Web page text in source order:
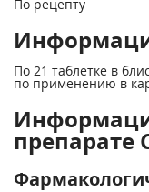
По рецепту
По 21 таблетке в
по применению в
препарате